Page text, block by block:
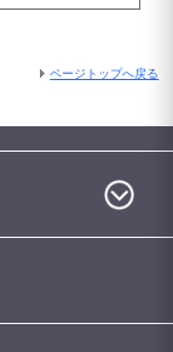
ページトップへ戻る